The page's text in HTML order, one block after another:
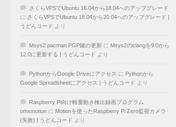
さくらVPSでUbuntu 16.04から18.04へのアップグレード
に さくらVPSでUbuntu 18.04から20.04へのアップグレード |
うどんコード より
Msys2 pacman PGP鍵の更新 に Msys2のclangを9.0から
12.0に更新する | うどんコード より
PythonからGoogle Driveにアクセス に Pythonから
Google Spreadsheetにアクセス | うどんコード より
Raspberry Pi向け軽量動き検出録画プログラム
omxmotion に Motionを使ったRaspberry Pi Zero監視カメラ
(失敗) | うどんコード より